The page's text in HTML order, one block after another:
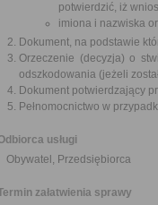
potwierdzić, iż
imiona i nazwiska
Dokument, na podstawie
Orzeczenie (decyzja) o
odszkodowania (jeżeli
Dokument potwierdzający
Pełnomocnictwo w
usługi
Obywatel, Przedsiębiorca
załatwienia sprawy